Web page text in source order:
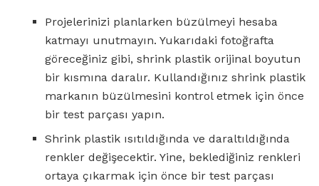
Projelerinizi planlarken büzülmeyi hesaba
katmayı unutmayın. Yukarıdaki fotoğrafta
göreceğiniz gibi, shrink plastik orijinal boyutun
bir kısmına daralır. Kullandığınız shrink plastik
markanın büzülmesini kontrol etmek için önce
bir test parçası yapın.
Shrink plastik ısıtıldığında ve daraltıldığında
renkler değişecektir. Yine, beklediğiniz renkleri
ortaya çıkarmak için önce bir test parçası